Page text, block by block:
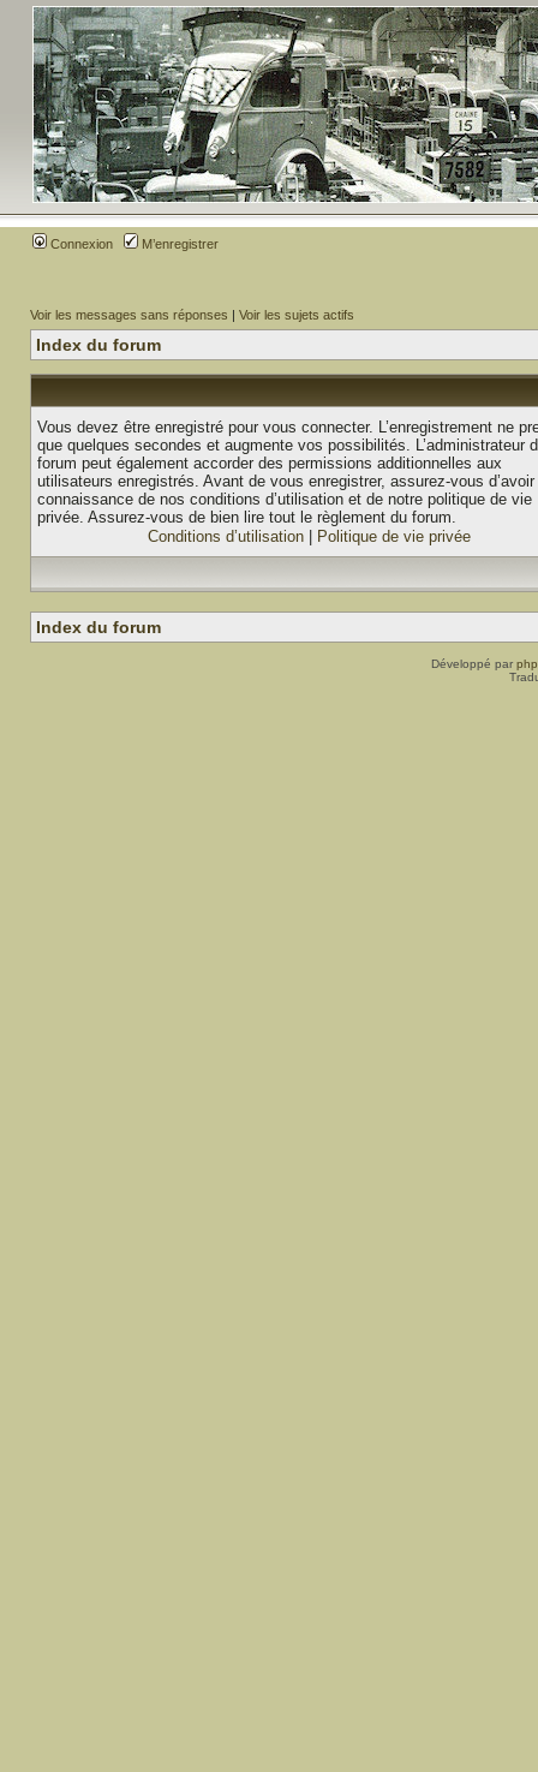
Connexion M’enregistrer
Voir les messages sans réponses | Voir les sujets actifs
Index du forum
Vous devez être enregistré pour vous connecter. L’enregistrement ne
que quelques secondes et augmente vos possibilités. L’administrateur
forum peut également accorder des permissions additionnelles aux
utilisateurs enregistrés. Avant de vous enregistrer, assurez-vous
connaissance de nos conditions d’utilisation et de notre politique de vie
privée. Assurez-vous de bien lire tout le règlement du forum.
Conditions d’utilisation
Politique de vie privée
Index du forum
Développé par